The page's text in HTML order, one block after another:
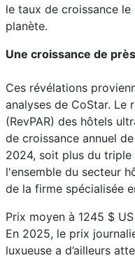
le taux de croissance
planète.
Une croissance de près
Ces révélations
analyses de CoStar. Le
(RevPAR) des hôtels
de croissance annuel
2024, soit plus du
l'ensemble du secteur
de la firme spécialisée
Prix moyen à 1245 $ US
En 2025, le prix
luxueuse a d’ailleurs